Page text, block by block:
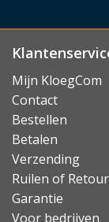
Mijn KloegCom
Contact
Bestellen
Betalen
Verzending
Ruilen of
Garantie
Voor bedrijven